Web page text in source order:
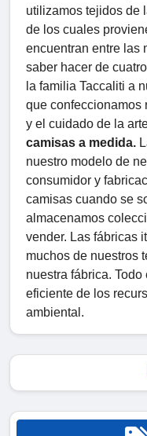
utilizamos tejidos de
de los cuales
encuentran entre las
saber hacer de
la familia Taccaliti a
que confeccionamos
y el cuidado de la
camisas a medida.
nuestro modelo de
consumidor y
camisas cuando se
almacenamos
vender. Las fábricas
muchos de nuestros
nuestra fábrica.
eficiente de los
ambiental.